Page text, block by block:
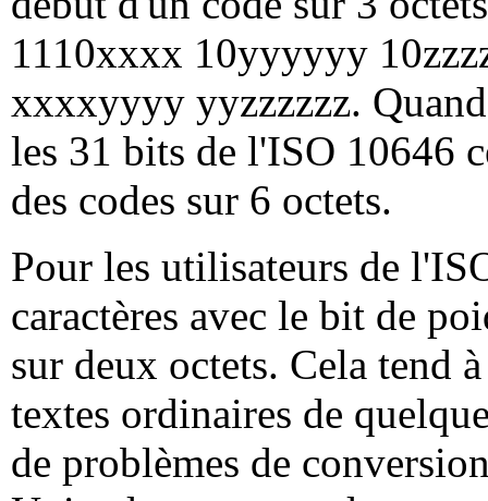
1110xxxx 10yyyyyy
xxxxyyyy yyzzzzzz.
les 31 bits de l'ISO 10646
des codes sur 6 octets.
Pour les utilisateurs de
caractères avec le bit de
sur deux octets. Cela tend
textes ordinaires de
de problèmes de